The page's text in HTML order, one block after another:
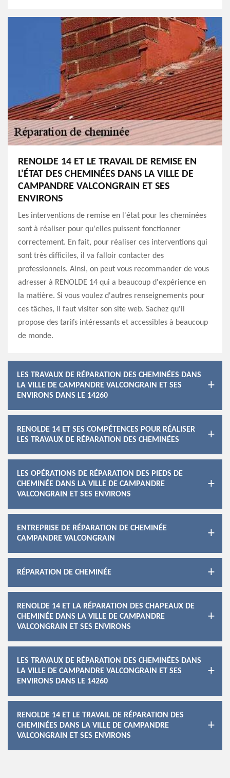
RENOLDE 14 ET LE TRAVAIL DE REMISE EN
L'ÉTAT DES CHEMINÉES DANS LA VILLE DE
CAMPANDRE VALCONGRAIN ET SES
ENVIRONS
Les interventions de remise en l'état pour les cheminées
sont à réaliser pour qu'elles puissent fonctionner
correctement. En fait, pour réaliser ces interventions qui
sont très difficiles, il va falloir contacter des
professionnels. Ainsi, on peut vous recommander de vous
adresser à RENOLDE 14 qui a beaucoup d'expérience en
la matière. Si vous voulez d'autres renseignements pour
ces tâches, il faut visiter son site web. Sachez qu'il
propose des tarifs intéressants et accessibles à beaucoup
de monde.
LES TRAVAUX DE RÉPARATION DES CHEMINÉES DANS
LA VILLE DE CAMPANDRE VALCONGRAIN ET SES
ENVIRONS DANS LE 14260
RENOLDE 14 ET SES COMPÉTENCES POUR RÉALISER
LES TRAVAUX DE RÉPARATION DES CHEMINÉES
LES OPÉRATIONS DE RÉPARATION DES PIEDS DE
CHEMINÉE DANS LA VILLE DE CAMPANDRE
VALCONGRAIN ET SES ENVIRONS
ENTREPRISE DE RÉPARATION DE CHEMINÉE
CAMPANDRE VALCONGRAIN
RÉPARATION DE CHEMINÉE
RENOLDE 14 ET LA RÉPARATION DES CHAPEAUX DE
CHEMINÉE DANS LA VILLE DE CAMPANDRE
VALCONGRAIN ET SES ENVIRONS
LES TRAVAUX DE RÉPARATION DES CHEMINÉES DANS
LA VILLE DE CAMPANDRE VALCONGRAIN ET SES
ENVIRONS DANS LE 14260
RENOLDE 14 ET LE TRAVAIL DE RÉPARATION DES
CHEMINÉES DANS LA VILLE DE CAMPANDRE
VALCONGRAIN ET SES ENVIRONS